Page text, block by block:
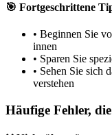
🎯 Fortgeschrittene
• Beginnen Sie
innen
• Sparen Sie
• Sehen Sie sich
verstehen
Häufige Fehler,